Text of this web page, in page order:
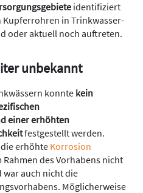
identifiziert
Kupferrohren in Trinkwasser-
oder aktuell noch auftreten.
unbekannt
konnte kein
einer erhöhten
festgestellt werden.
erhöhte Korrosion
des Vorhabens nicht
auch nicht die
Möglicherweise